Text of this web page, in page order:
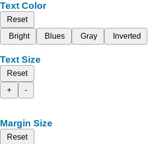
Text Color
Reset
Bright
Blues Gray Inverted
Text Size
Reset
+
-
Margin Size
Reset